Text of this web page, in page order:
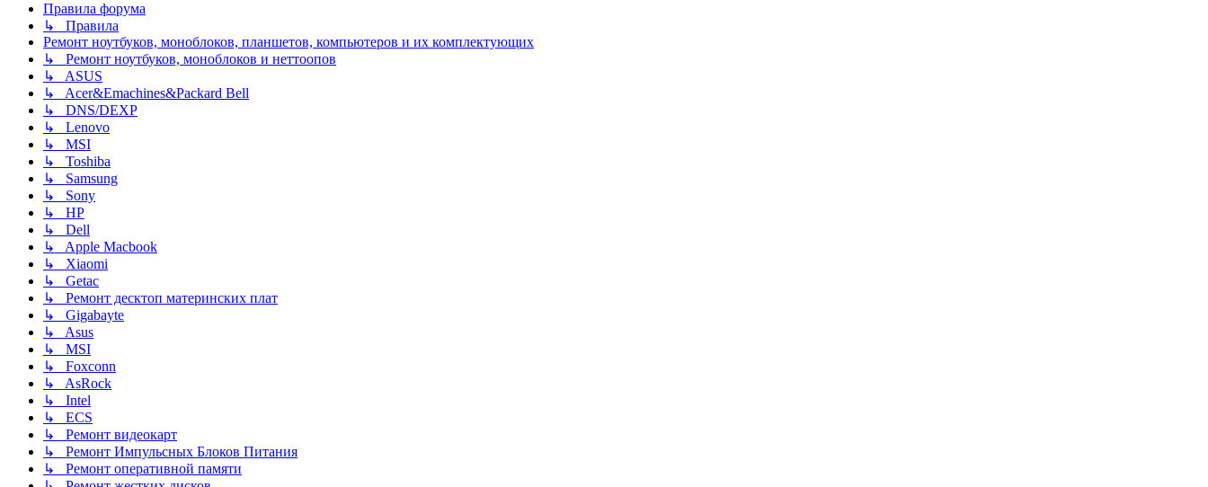
Правила форума
↳ Правила
Ремонт ноутбуков, моноблоков, планшетов, компьютеров и их комплектующих
↳ Ремонт ноутбуков, моноблоков и неттоопов
↳ ASUS
↳ Acer&Emachines&Packard Bell
↳ DNS/DEXP
↳ Lenovo
↳ MSI
↳ Toshiba
↳ Samsung
↳ Sony
↳ HP
↳ Dell
↳ Apple Macbook
↳ Xiaomi
↳ Getac
↳ Ремонт десктоп материнских плат
↳ Gigabayte
↳ Asus
↳ MSI
↳ Foxconn
↳ AsRock
↳ Intel
↳ ECS
↳ Ремонт видеокарт
↳ Ремонт Импульсных Блоков Питания
↳ Ремонт оперативной памяти